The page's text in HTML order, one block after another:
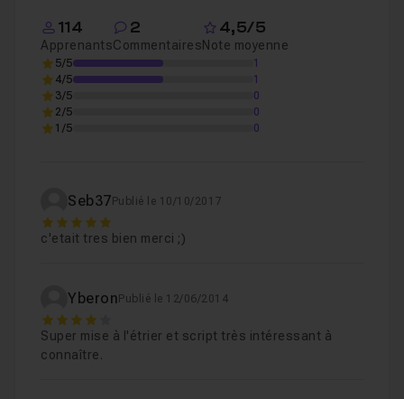
114
Apprenants
2
Commentaires
4,5/5
Note moyenne
5/5
1
4/5
1
3/5
0
2/5
0
1/5
0
Seb37 Publié le 10/10/2017
5
c'etait tres bien merci ;)
Yberon Publié le 12/06/2014
4
Super mise à l'étrier et script très intéressant à
connaître.